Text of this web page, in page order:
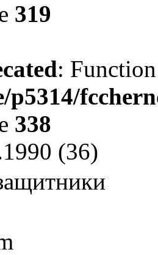
319
:
p5314/
338
(36)